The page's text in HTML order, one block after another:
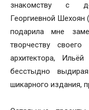
знакомству с
Георгиевной Шехоян
подарила мне
творчеству
архитектора,
бесстыдно
шикарного издания,